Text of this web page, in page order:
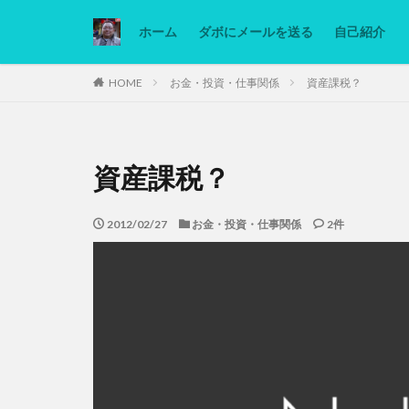
ホーム ダボにメールを送る 自己紹介
HOME お金・投資・仕事関係 資産課税？
資産課税？
2012/02/27 お金・投資・仕事関係 2件
カテゴリー